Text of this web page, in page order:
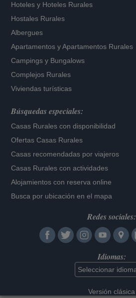
Hoteles y Hoteles Rurales
Hostales Rurales
Albergues
Apartamentos yApartamentos Rurales
Campings y Bungalows
Complejos Rurales
Viviendas turísticas
Búsquedas especiales:
Casas Rurales con disponibilidad
Ofertas Casas Rurales
Casas recomendadas por viajeros
Casas Rurales con actividades
Alojamientos con reserva online
Busca por ubicación en el mapa
Redes sociales:
Idiomas:
Versión clásica